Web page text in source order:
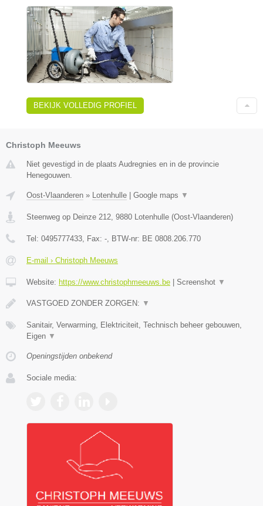
BEKIJK VOLLEDIG PROFIEL
Christoph Meeuws
Niet gevestigd in de plaats Audregnies en in de provincie
Henegouwen.
Oost-Vlaanderen » Lotenhulle Google maps ▼
Steenweg op Deinze 212 9880 Lotenhulle (Oost-Vlaanderen)
Tel: 0495777433 , Fax: - , BTW-nr: BE 0808.206.770
E-mail › Christoph Meeuws
Website: https://www.christophmeeuws.be Screenshot ▼
VASTGOED ZONDER ZORGEN: ▼
Sanitair, Verwarming, Elektriciteit, Technisch beheer gebouwen,
Eigen ▼
Openingstijden onbekend
Sociale media: